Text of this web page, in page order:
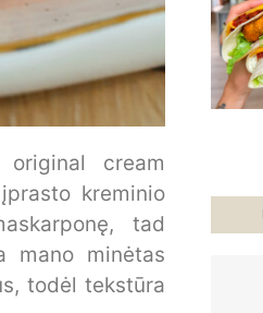
cream
kreminio
tad
mano minėtas
todėl tekstūra